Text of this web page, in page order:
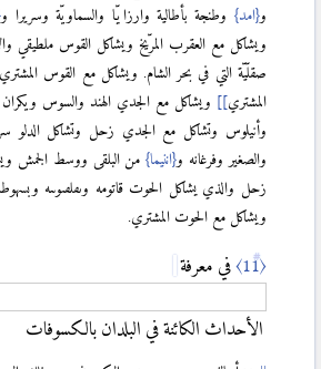
و{امد} وطنجة بأطالية وارزايّا والسماويّة وسريرا و
ويشاكل مع العقرب المرّيخ ويشاكل القوس ملطيقي
صقلّيّة التي في بحر الشام. ويشاكل مع القوس
المشتري [[ ويشاكل مع الجدي الهند والسوس ويكران
وأنيلوس وتشاكل مع الجدي زحل وتشاكل الدلو
والصغير وفرغانه و{اننيما}من البلقى ووسط الجمش
زحل والذي يشاكل الحوت قاتومه وىٯلٯىوىىه
ويشاكل مع الحوت المشتري.
〈11〉 في معرفة
الأحداث الكائنة في البلدان بالكسوفات